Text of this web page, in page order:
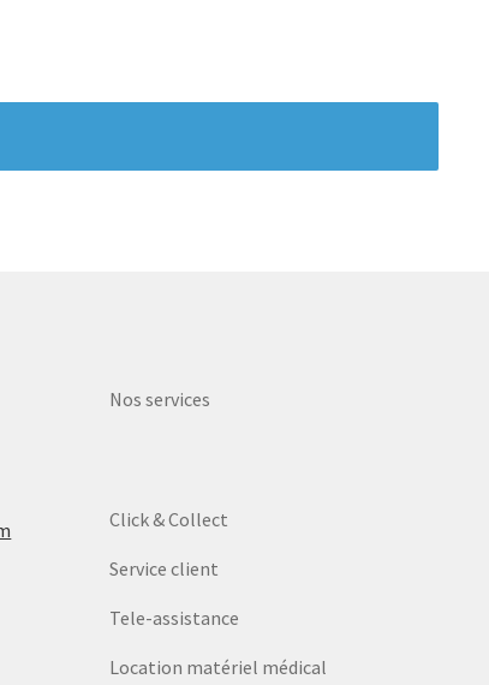
Nos services
Click & Collect
Service client
Tele-assistance
Location matériel médical